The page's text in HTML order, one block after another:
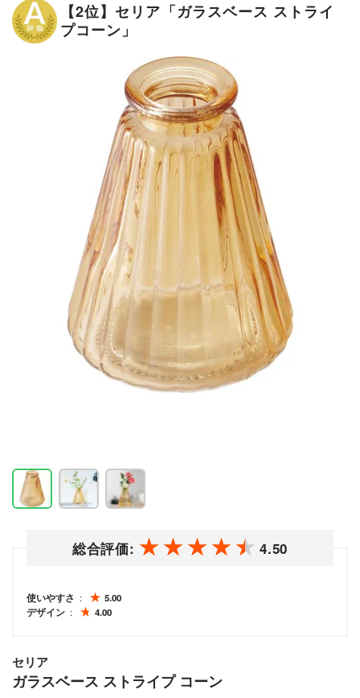
【2位】セリア「ガラスベース ストライ
プコーン」
総合評価: 4.50
使いやすさ
5.00
デザイン
4.00
セリア
ガラスベース ストライプ コーン